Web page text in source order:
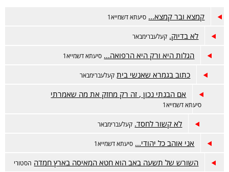
קמצא ובר קמצא... סיעתא דשמייא1
לא בדיוק. קעלעברימבאר
הגלות היא ורק היא הרפואה... סיעתא דשמייא1
כתוב בגמרא שאנשי בית קעלעברימבאר
אם הבנתי נכון , זה רק מחזק את מה שאמרתי
סיעתא דשמייא1
לא קשור לחסד. קעלעברימבאר
אני אוהב כל יהודי... סיעתא דשמייא1
השורש של תשעה באב הוא חטא המאיסה בארץ חמדה הסטורי